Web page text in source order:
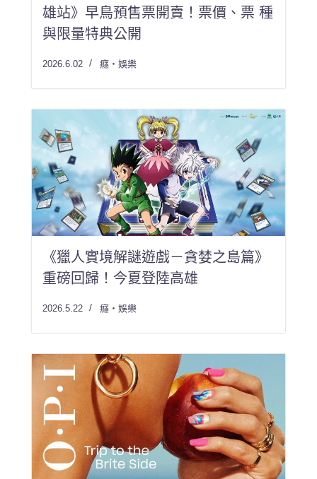
雄站》早鳥預售票開賣！票價、票 種
與限量特典公開
2026.6.02 癮・娛樂
《獵人實境解謎遊戲－貪婪之島篇》
重磅回歸！今夏登陸高雄
2026.5.22 癮・娛樂